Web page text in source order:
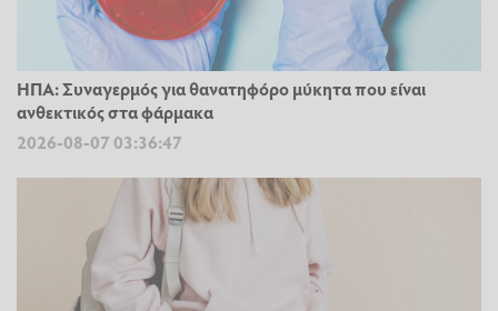
ΗΠΑ: Συναγερμός για θανατηφόρο μύκητα που είναι
ανθεκτικός στα φάρμακα
2026-08-07 03:36:47